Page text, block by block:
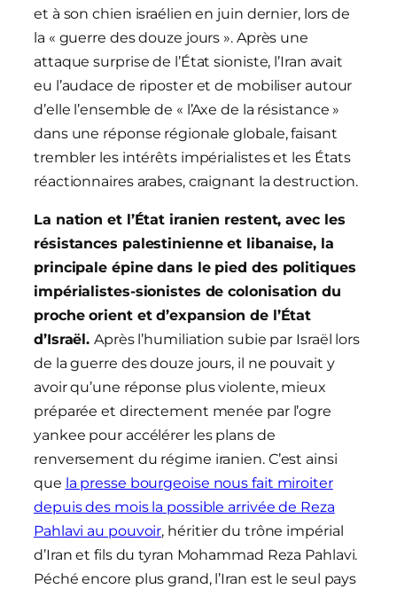
et à son chien israélien en juin dernier, lors de
la « guerre des douze jours ». Après une
attaque surprise de l’État sioniste, l’Iran avait
eu l’audace de riposter et de mobiliser autour
d’elle l’ensemble de « l’Axe de la résistance »
dans une réponse régionale globale, faisant
trembler les intérêts impérialistes et les États
réactionnaires arabes, craignant la destruction.
La nation et l’État iranien restent, avec les
résistances palestinienne et libanaise, la
principale épine dans le pied des politiques
impérialistes-sionistes de colonisation du
proche orient et d’expansion de l’État
d’Israël.Après l’humiliation subie par Israël lors
de la guerre des douze jours, il ne pouvait y
avoir qu’une réponse plus violente, mieux
préparée et directement menée par l’ogre
yankee pour accélérer les plans de
renversement du régime iranien. C’est ainsi
que la presse bourgeoise nous fait miroiter
depuis des mois la possible arrivée de Reza
Pahlavi au pouvoir, héritier du trône impérial
d’Iran et fils du tyran Mohammad Reza Pahlavi.
Péché encore plus grand, l’Iran est le seul pays